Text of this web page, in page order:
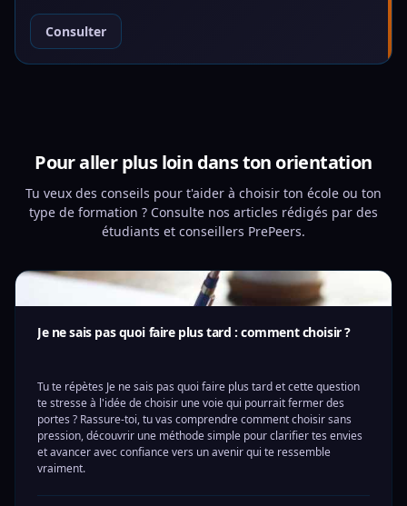
Consulter
Pour aller plus loin dans ton orientation
Tu veux des conseils pour t'aider à choisir ton école ou ton
type de formation ? Consulte nos articles rédigés par des
étudiants et conseillers PrePeers.
Je ne sais pas quoi faire plus tard : comment choisir ?
Tu te répètes Je ne sais pas quoi faire plus tard et cette question
te stresse à l'idée de choisir une voie qui pourrait fermer des
portes ? Rassure-toi, tu vas comprendre comment choisir sans
pression, découvrir une méthode simple pour clarifier tes envies
et avancer avec confiance vers un avenir qui te ressemble
vraiment.